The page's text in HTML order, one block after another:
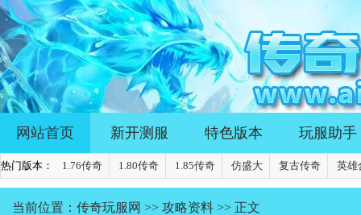
网站首页 新开测服 特色版本 玩服助手
热门版本： 1.76传奇 1.80传奇 1.85传奇 仿盛大 复古传奇 英雄
当前位置： 传奇玩服网 >> 攻略资料 >> 正文